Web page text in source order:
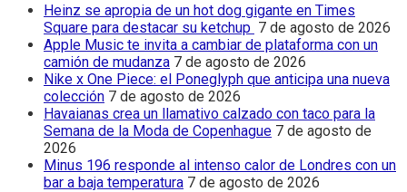
Heinz se apropia de un hot dog gigante en Times
Square para destacar su ketchup 7 de agosto de 2026
Apple Music te invita a cambiar de plataforma con un
camión de mudanza 7 de agosto de 2026
Nike x One Piece: el Poneglyph que anticipa una nueva
colección 7 de agosto de 2026
Havaianas crea un llamativo calzado con taco para la
Semana de la Moda de Copenhague 7 de agosto de
2026
Minus 196 responde al intenso calor de Londres con un
bar a baja temperatura 7 de agosto de 2026